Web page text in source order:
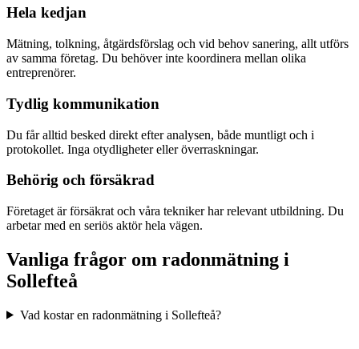
Hela kedjan
Mätning, tolkning, åtgärdsförslag och vid behov sanering, allt utförs
av samma företag. Du behöver inte koordinera mellan olika
entreprenörer.
Tydlig kommunikation
Du får alltid besked direkt efter analysen, både muntligt och i
protokollet. Inga otydligheter eller överraskningar.
Behörig och försäkrad
Företaget är försäkrat och våra tekniker har relevant utbildning. Du
arbetar med en seriös aktör hela vägen.
Vanliga frågor om radonmätning i
Sollefteå
Vad kostar en radonmätning i Sollefteå?